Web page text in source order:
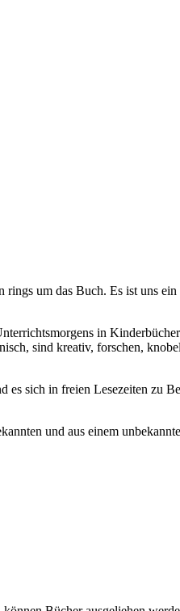
um das Buch. Es ist uns
in
sind kreativ, forschen,
sich in freien Lesezeiten zu
und aus einem